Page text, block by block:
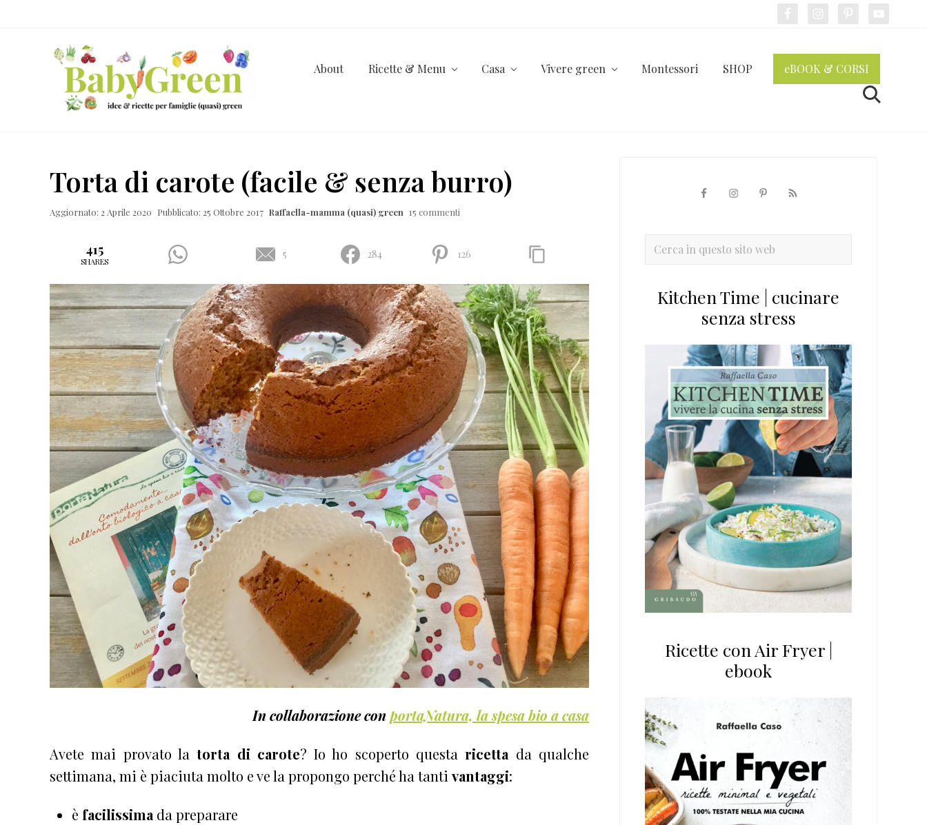
ricette
per
About Ricette & Menu Casa Vivere green Montessori SHOP eBOOK & CORSI
Cerca
Torta di carote (facile & senza burro)
Aggiornato: 2 Aprile 2020 Pubblicato: 25 Ottobre 2017 Raffaella-mamma (quasi) green 15 commenti
415
SHARES
5 284 126
In collaborazione conportaNatura, la spesa bio a casa
Avete mai provato latorta di carote? Io ho scoperto questaricettada qualche
settimana, mi è piaciuta molto e ve la propongo perché ha tanti vantaggi:
è facilissimada preparare
primaria
Cerca
sitoKitchen Time | cucinare
senza stress
Ricette con Air Fryer |
ebook